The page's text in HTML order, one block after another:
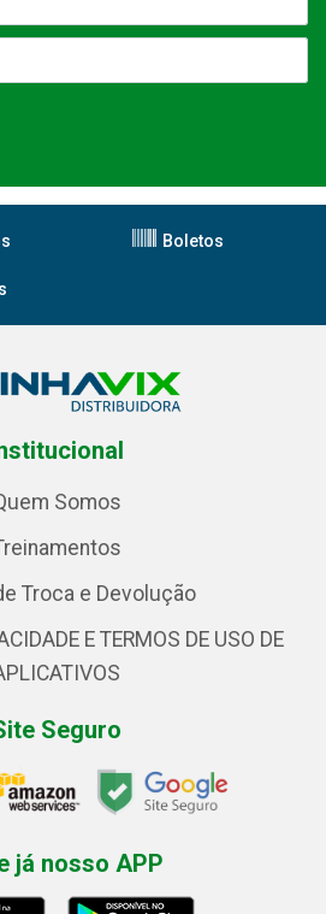
Boletos
Somos
Troca e Devolução
E TERMOS DE USO DE
Seguro
já nosso APP